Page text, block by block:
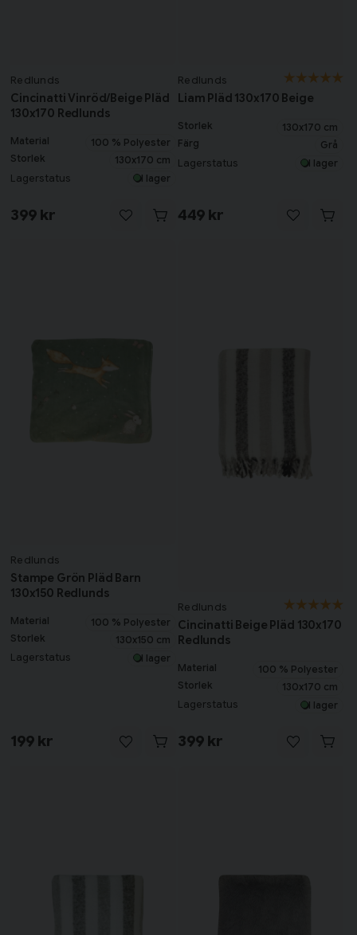
Redlunds
Cincinatti Vinröd/Beige Pläd
130x170 Redlunds
Material
100 % Polyester
Storlek
130x170 cm
Lagerstatus I lager
399 kr
Redlunds
Liam Pläd 130x170 Beige
Storlek
130x170 cm
Färg
Grå
Lagerstatus I lager
449 kr
Redlunds
Stampe Grön Pläd Barn
130x150 Redlunds
Material
100 % Polyester
Storlek
130x150 cm
Lagerstatus I lager
199 kr
Redlunds
Cincinatti Beige Pläd 130x170
Redlunds
Material
100 % Polyester
Storlek
130x170 cm
Lagerstatus I lager
399 kr